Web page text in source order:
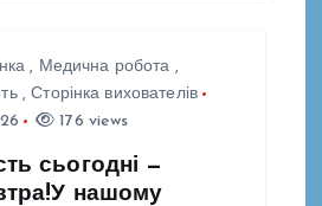
, Медична робота ,
,Сторінка вихователів
176 views
сьогодні —
нашому